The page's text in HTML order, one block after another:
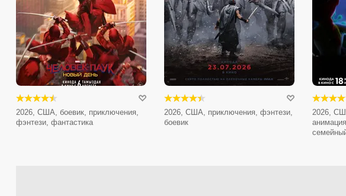
2026, США, боевик, приключения,
фэнтези, фантастика
2026, США, приключения, фэнтези,
боевик
2026,